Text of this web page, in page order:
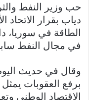
حب وزير النفط
دياب بقرار
الطاقة في سوريا،
في مجال النفط
وقال في حديث اليوم
برفع العقوبات يمثل
الاقتصاد الوطني